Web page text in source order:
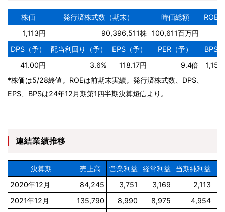
株価 発行済株式数（期末） 時価総額
ROE
1,113円
90,396,511株 100,611百万円
DPS（予）
配当利回り（予） EPS（予） PER（予）
BPS
41.00円
3.6% 118.17円 9.4倍
*株価は5/28終値。ROEは前期末実績。発行済株式数、DPS、
EPS、BPSは24年12月期第1四半期決算短信より。
連結業績推移
決算期 売上高 営業利益 経常利益 当期純利益
2020年12月
84,245 3,751 3,169 2,113
2021年12月
135,790 8,990 8,975 4,954